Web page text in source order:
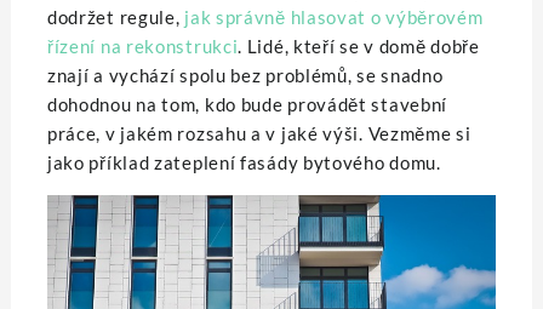
dodržet regule, jak správně hlasovat o výběrovém
řízení na rekonstrukci. Lidé, kteří se v domě dobře
znají a vychází spolu bez problémů, se snadno
dohodnou na tom, kdo bude provádět stavební
práce, v jakém rozsahu a v jaké výši. Vezměme si
jako příklad zateplení fasády bytového domu.